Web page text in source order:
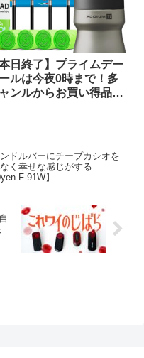
本日終了】プライムデー
ルは今夜0時まで！多
ンルからお買い得品を
ドルバーにチープカシオを
く幸せな感じがする
F-91W】